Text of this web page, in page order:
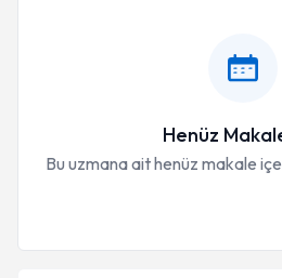
Henüz
Bu uzmana ait henüz makale